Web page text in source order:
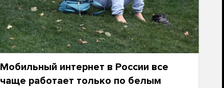
Мобильный интернет в России все
чаще работает только по белым